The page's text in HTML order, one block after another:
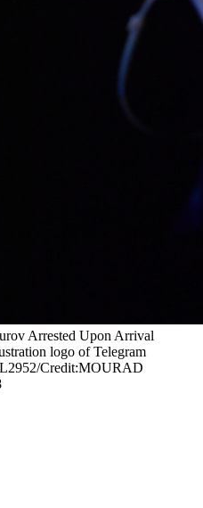
Arrested Upon Arrival
logo of Telegram
Credit:MOURAD